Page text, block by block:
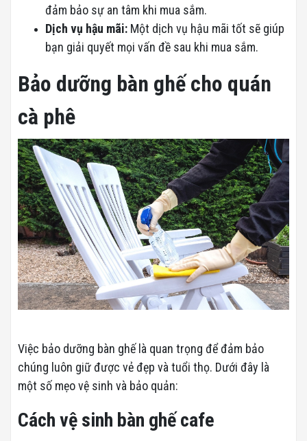
đảm bảo sự an tâm khi mua sắm.
Dịch vụ hậu mãi: Một dịch vụ hậu mãi tốt sẽ giúp
bạn giải quyết mọi vấn đề sau khi mua sắm.
Bảo dưỡng bàn ghế cho quán
cà phê
Việc bảo dưỡng bàn ghế là quan trọng để đảm bảo
chúng luôn giữ được vẻ đẹp và tuổi thọ. Dưới đây là
một số mẹo vệ sinh và bảo quản:
Cách vệ sinh bàn ghế cafe